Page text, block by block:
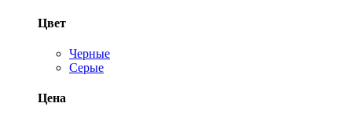
Цвет
Черные
Серые
Цена